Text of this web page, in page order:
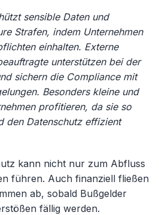
sensible Daten und
Strafen, indem Unternehmen
einhalten. Externe
unterstützen bei der
sichern die Compliance mit
Besonders kleine und
profitieren, da sie so
den Datenschutz effizient
kann nicht nur zum Abfluss
führen. Auch finanziell fließen
ab, sobald Bußgelder
fällig werden.